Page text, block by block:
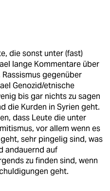
die sonst unter (fast)
lange Kommentare über
gegenüber
Genozid/etnische
bis gar nichts zu sagen
die Kurden in Syrien geht.
dass Leute die unter
vor allem wenn es
sehr pingelig sind, was
andauernd auf
zu finden sind, wenn
geht.